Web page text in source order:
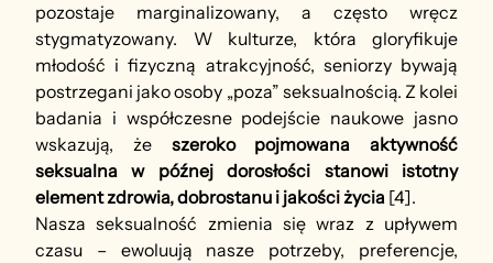
pozostaje marginalizowany, a często wręcz
stygmatyzowany. W kulturze, która gloryfikuje
młodość i fizyczną atrakcyjność, seniorzy bywają
postrzegani jako osoby „poza” seksualnością. Z kolei
badania i współczesne podejście naukowe jasno
wskazują, że szeroko pojmowana
aktywność
seksualna w późnej dorosłości stanowi istotny
element zdrowia, dobrostanu i jakości życia [4].
Nasza seksualność zmienia się wraz z upływem
czasu – ewoluują nasze potrzeby, preferencje,